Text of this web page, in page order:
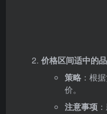
目标人群
产品选择
等。
外观新奇特的品